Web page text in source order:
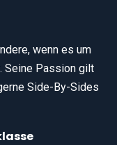
wenn es um
Seine Passion gilt
Side-By-Sides